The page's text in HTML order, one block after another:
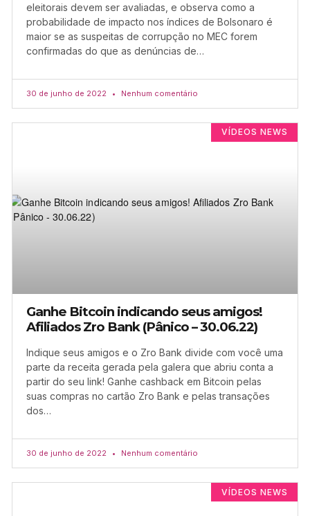
eleitorais devem ser avaliadas, e observa como a
probabilidade de impacto nos índices de Bolsonaro é
maior se as suspeitas de corrupção no MEC forem
confirmadas do que as denúncias de…
30 de junho de 2022 Nenhum comentário
VÍDEOS NEWS
Ganhe Bitcoin indicando seus amigos!
Afiliados Zro Bank (Pânico – 30.06.22)
Indique seus amigos e o Zro Bank divide com você uma
parte da receita gerada pela galera que abriu conta a
partir do seu link! Ganhe cashback em Bitcoin pelas
suas compras no cartão Zro Bank e pelas transações
dos…
30 de junho de 2022 Nenhum comentário
VÍDEOS NEWS